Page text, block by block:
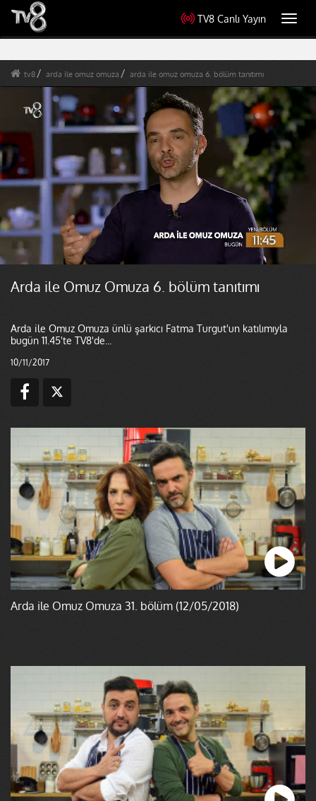
TV8 Canlı Yayın
tv8 arda ile omuz omuza arda ile omuz omuza 6. bölüm tanıtımı
Arda ile Omuz Omuza 6. bölüm tanıtımı
Arda ile Omuz Omuza ünlü şarkıcı Fatma Turgut'un katılımıyla
bugün 11.45'te TV8'de...
10/11/2017
Arda ile Omuz Omuza 31. bölüm (12/05/2018)